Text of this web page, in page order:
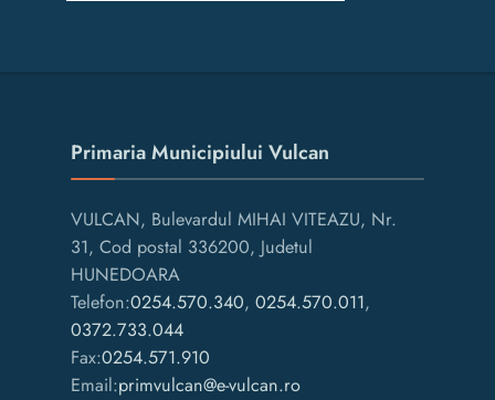
Primaria Municipiului Vulcan
VULCAN, Bulevardul MIHAI VITEAZU, Nr.
31, Cod postal 336200, Judetul
HUNEDOARA
Telefon:0254.570.340, 0254.570.011,
0372.733.044
Fax:0254.571.910
Email:primvulcan@e-vulcan.ro